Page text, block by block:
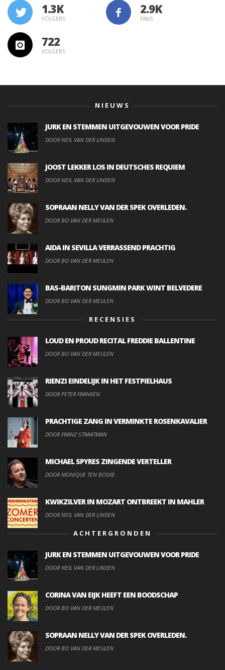
1.3K
VOLGERS FANS
722
VOLGERS
NIEUWS
JURK EN STEMMEN UITGEVOUWEN VOOR PRIDE
DOOR NEIL VAN DER LINDEN
JOOST LEKKER LOS IN DEUTSCHES REQUIEM
DOOR NEIL VAN DER LINDEN
SOPRAAN NELLY VAN DER SPEK OVERLEDEN.
DOOR BO VAN DER MEULEN
AIDA IN SEVILLA VERRASSEND PRACHTIG
DOOR BO VAN DER MEULEN
BAS-BARITON SUNGMIN PARK WINT BELVEDERE
DOOR BO VAN DER MEULEN
RECENSIES
LOUD EN PROUD RECITAL FREDDIE BALLENTINE
DOOR BO VAN DER MEULEN
RIENZI EINDELIJK IN HET FESTPIELHAUS
DOOR PETER FRANKEN
PRACHTIGE ZANG IN VERMINKTE ROSENKAVALIER
DOOR FRANZ STRAATMAN
MICHAEL SPYRES ZINGENDE VERTELLER
DOOR MONIQUE TEN BOSKE
KWIKZILVER IN MOZART ONTBREEKT IN MAHLER
DOOR NEIL VAN DER LINDEN
ACHTERGRONDEN
JURK EN STEMMEN UITGEVOUWEN VOOR PRIDE
DOOR NEIL VAN DER LINDEN
CORINA VAN EIJK HEEFT EEN BOODSCHAP
DOOR BO VAN DER MEULEN
SOPRAAN NELLY VAN DER SPEK OVERLEDEN.
DOOR BO VAN DER MEULEN